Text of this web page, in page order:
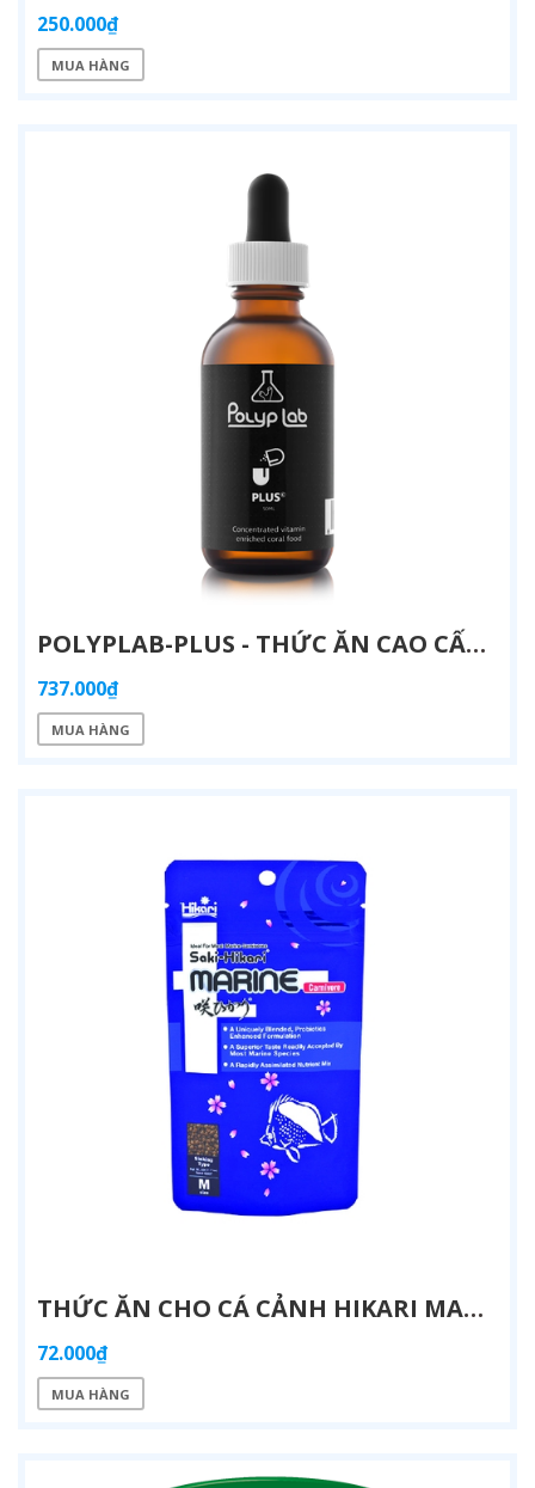
250.000₫
MUA HÀNG
POLYPLAB-PLUS - THỨC ĂN CAO CẤP TĂNG CƯỜNG VITAMIN & KHOÁNG CHẤT CHO SAN HÔ (50ML)
737.000₫
MUA HÀNG
THỨC ĂN CHO CÁ CẢNH HIKARI MARINE CARNIVORE 40G
72.000₫
MUA HÀNG